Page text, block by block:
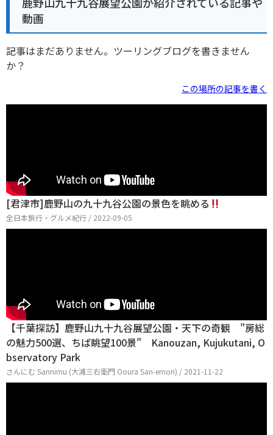
動画
記事はまだありません。ツーリングブログを書きません
か？
この場所の記事を書く
[君津市]鹿野山の九十九谷公園の景色を眺める
全日本旅行・グルメ紀行 / 2022-09-05
【千葉探訪】鹿野山九十九谷展望公園・天下の奇観 "房総
の魅力500選、ちば眺望100景" Kanouzan, Kujukutani, O
bservatory Park
さんにむ Sannimu (大浦三右衛門 Ooura San-emon) / 2021-11-22